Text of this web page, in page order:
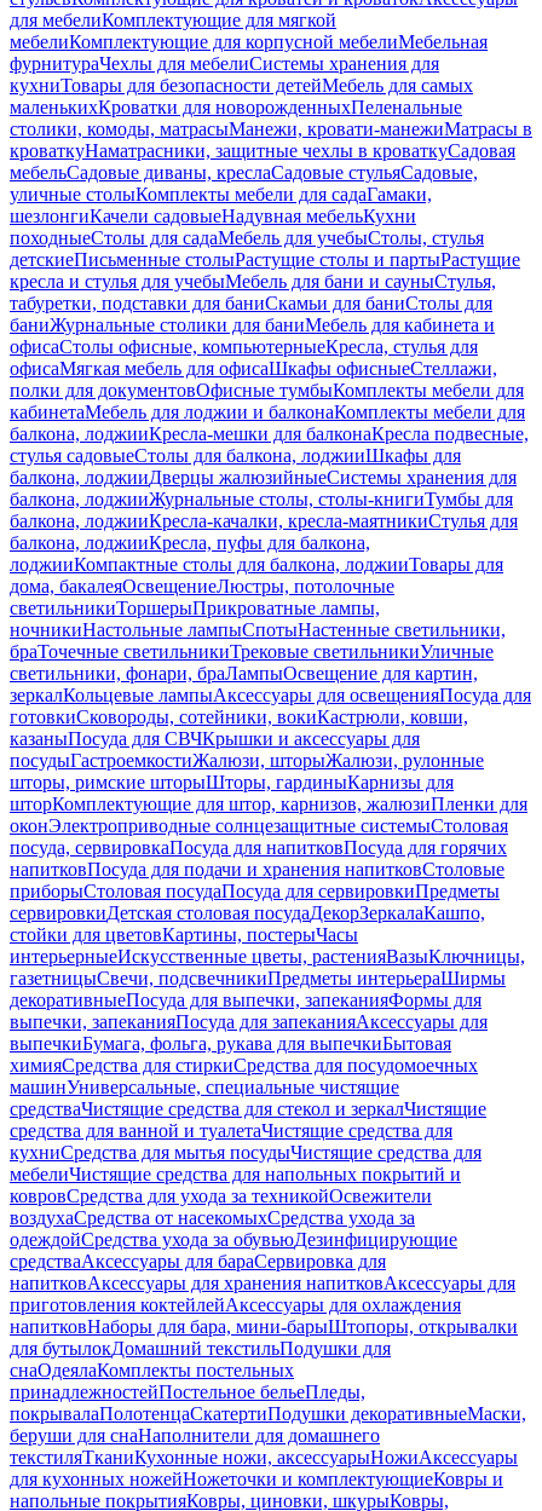
для мебелиКомплектующие для мягкой
мебелиКомплектующие для корпусной мебелиМебельная
фурнитураЧехлы для мебелиСистемы хранения для
кухниТовары для безопасности детейМебель для самых
маленькихКроватки для новорожденныхПеленальные
столики, комоды, матрасыМанежи, кровати-манежиМатрасы в
кроваткуНаматрасники, защитные чехлы в кроваткуСадовая
мебельСадовые диваны, креслаСадовые стульяСадовые,
уличные столыКомплекты мебели для садаГамаки,
шезлонгиКачели садовыеНадувная мебельКухни
походныеСтолы для садаМебель для учебыСтолы, стулья
детскиеПисьменные столыРастущие столы и партыРастущие
кресла и стулья для учебыМебель для бани и сауныСтулья,
табуретки, подставки для баниСкамьи для баниСтолы для
баниЖурнальные столики для баниМебель для кабинета и
офисаСтолы офисные, компьютерныеКресла, стулья для
офисаМягкая мебель для офисаШкафы офисныеСтеллажи,
полки для документовОфисные тумбыКомплекты мебели для
кабинетаМебель для лоджии и балконаКомплекты мебели для
балкона, лоджииКресла-мешки для балконаКресла подвесные,
стулья садовыеСтолы для балкона, лоджииШкафы для
балкона, лоджииДверцы жалюзийныеСистемы хранения для
балкона, лоджииЖурнальные столы, столы-книгиТумбы для
балкона, лоджииКресла-качалки, кресла-маятникиСтулья для
балкона, лоджииКресла, пуфы для балкона,
лоджииКомпактные столы для балкона, лоджииТовары для
дома, бакалеяОсвещениеЛюстры, потолочные
светильникиТоршерыПрикроватные лампы,
ночникиНастольные лампыСпотыНастенные светильники,
браТочечные светильникиТрековые светильникиУличные
светильники, фонари, браЛампыОсвещение для картин,
зеркалКольцевые лампыАксессуары для освещенияПосуда для
готовкиСковороды, сотейники, вокиКастрюли, ковши,
казаныПосуда для СВЧКрышки и аксессуары для
посудыГастроемкостиЖалюзи, шторыЖалюзи, рулонные
шторы, римские шторыШторы, гардиныКарнизы для
шторКомплектующие для штор, карнизов, жалюзиПленки для
оконЭлектроприводные солнцезащитные системыСтоловая
посуда, сервировкаПосуда для напитковПосуда для горячих
напитковПосуда для подачи и хранения напитковСтоловые
приборыСтоловая посудаПосуда для сервировкиПредметы
сервировкиДетская столовая посудаДекорЗеркалаКашпо,
стойки для цветовКартины, постерыЧасы
интерьерныеИскусственные цветы, растенияВазыКлючницы,
газетницыСвечи, подсвечникиПредметы интерьераШирмы
декоративныеПосуда для выпечки, запеканияФормы для
выпечки, запеканияПосуда для запеканияАксессуары для
выпечкиБумага, фольга, рукава для выпечкиБытовая
химияСредства для стиркиСредства для посудомоечных
машинУниверсальные, специальные чистящие
средстваЧистящие средства для стекол и зеркалЧистящие
средства для ванной и туалетаЧистящие средства для
кухниСредства для мытья посудыЧистящие средства для
мебелиЧистящие средства для напольных покрытий и
ковровСредства для ухода за техникойОсвежители
воздухаСредства от насекомыхСредства ухода за
одеждойСредства ухода за обувьюДезинфицирующие
средстваАксессуары для бараСервировка для
напитковАксессуары для хранения напитковАксессуары для
приготовления коктейлейАксессуары для охлаждения
напитковНаборы для бара, мини-барыШтопоры, открывалки
для бутылокДомашний текстильПодушки для
снаОдеялаКомплекты постельных
принадлежностейПостельное бельеПледы,
покрывалаПолотенцаСкатертиПодушки декоративныеМаски,
беруши для снаНаполнители для домашнего
текстиляТканиКухонные ножи, аксессуарыНожиАксессуары
для кухонных ножейНожеточки и комплектующиеКовры и
напольные покрытияКовры, циновки, шкурыКовры,